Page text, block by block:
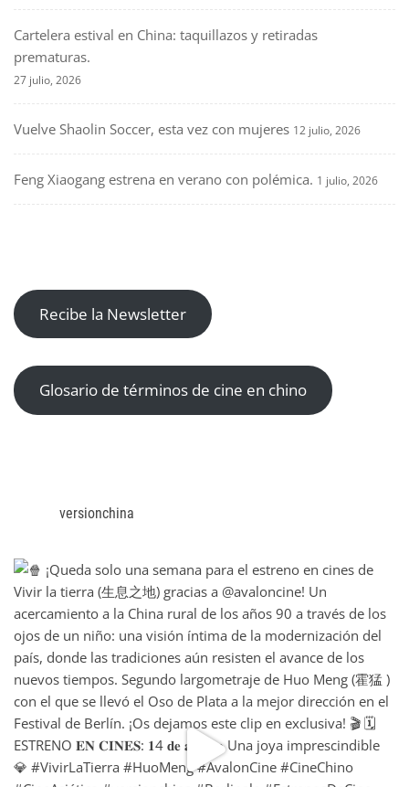
Cartelera estival en China: taquillazos y retiradas
prematuras.
27 julio, 2026
Vuelve Shaolin Soccer, esta vez con mujeres 12 julio, 2026
Feng Xiaogang estrena en verano con polémica. 1 julio, 2026
Recibe la Newsletter
Glosario de términos de cine en chino
versionchina